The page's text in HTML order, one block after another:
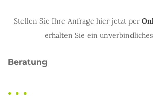
Stellen Sie Ihre Anfrage hier jetzt per
erhalten Sie ein
Beratung
. . .